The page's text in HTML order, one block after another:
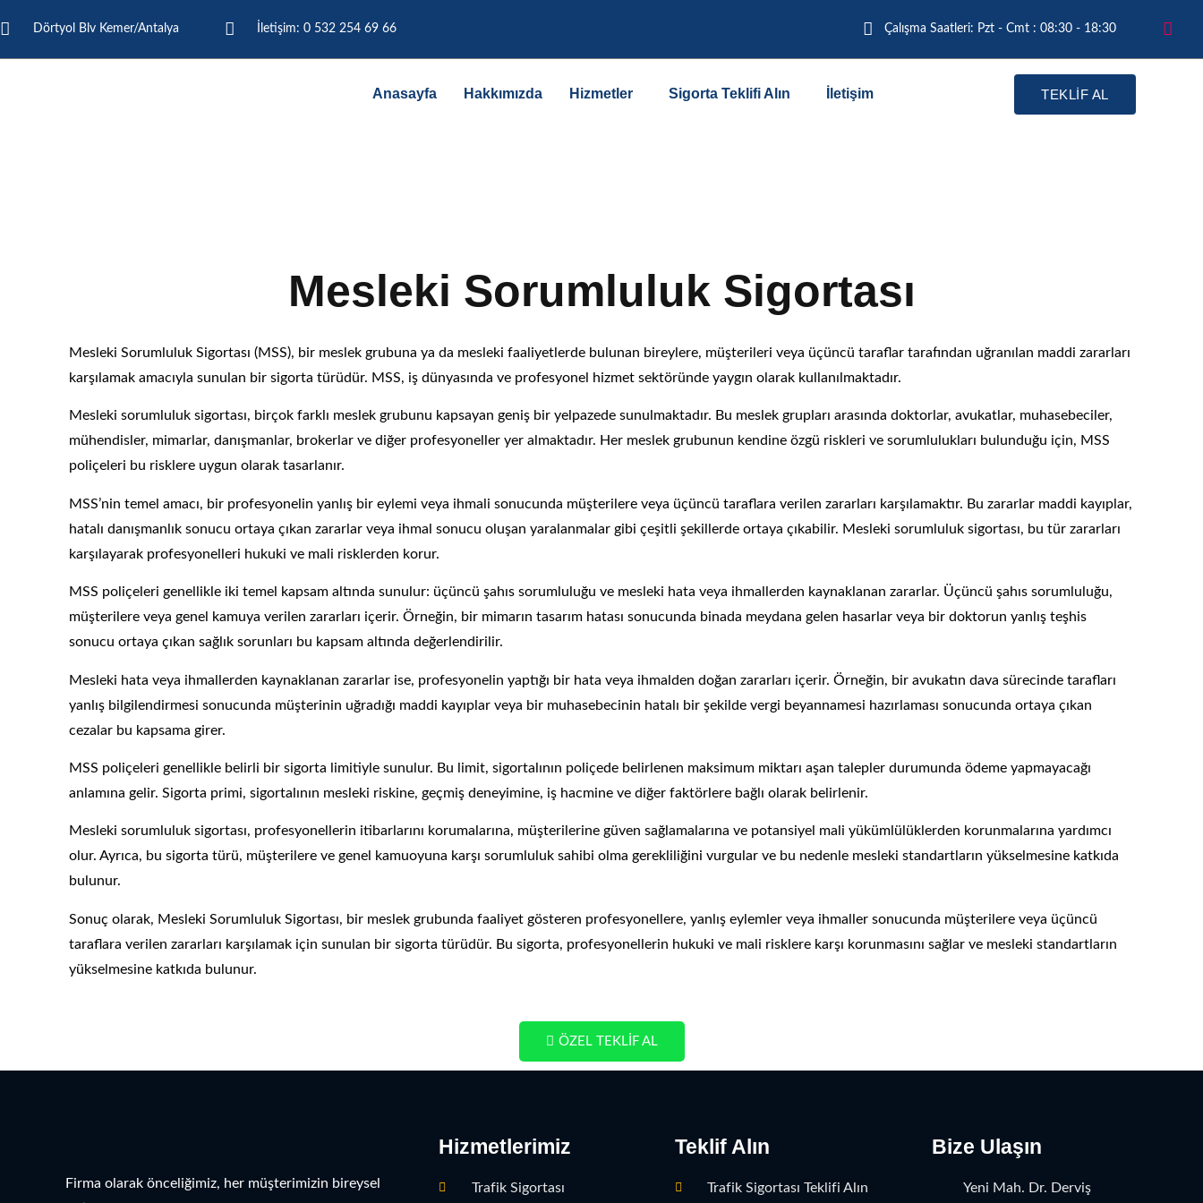
Dörtyol Blv Kemer/Antalya İletişim: 0 532 254 69 66 Çalışma Saatleri: Pzt - Cmt : 08:30 - 18:30
Anasayfa Hakkımızda Hizmetler Sigorta Teklifi Alın İletişim TEKLİF AL
Mesleki Sorumluluk Sigortası
Mesleki Sorumluluk Sigortası (MSS), bir meslek grubuna ya da mesleki faaliyetlerde bulunan bireylere, müşterileri veya üçüncü taraflar tarafından uğranılan maddi zararları
karşılamak amacıyla sunulan bir sigorta türüdür. MSS, iş dünyasında ve profesyonel hizmet sektöründe yaygın olarak kullanılmaktadır.
Mesleki sorumluluk sigortası, birçok farklı meslek grubunu kapsayan geniş bir yelpazede sunulmaktadır. Bu meslek grupları arasında doktorlar, avukatlar, muhasebeciler,
mühendisler, mimarlar, danışmanlar, brokerlar ve diğer profesyoneller yer almaktadır. Her meslek grubunun kendine özgü riskleri ve sorumlulukları bulunduğu için, MSS
poliçeleri bu risklere uygun olarak tasarlanır.
MSS’nin temel amacı, bir profesyonelin yanlış bir eylemi veya ihmali sonucunda müşterilere veya üçüncü taraflara verilen zararları karşılamaktır. Bu zararlar maddi kayıplar,
hatalı danışmanlık sonucu ortaya çıkan zararlar veya ihmal sonucu oluşan yaralanmalar gibi çeşitli şekillerde ortaya çıkabilir. Mesleki sorumluluk sigortası, bu tür zararları
karşılayarak profesyonelleri hukuki ve mali risklerden korur.
MSS poliçeleri genellikle iki temel kapsam altında sunulur: üçüncü şahıs sorumluluğu ve mesleki hata veya ihmallerden kaynaklanan zararlar. Üçüncü şahıs sorumluluğu,
müşterilere veya genel kamuya verilen zararları içerir. Örneğin, bir mimarın tasarım hatası sonucunda binada meydana gelen hasarlar veya bir doktorun yanlış teşhis
sonucu ortaya çıkan sağlık sorunları bu kapsam altında değerlendirilir.
Mesleki hata veya ihmallerden kaynaklanan zararlar ise, profesyonelin yaptığı bir hata veya ihmalden doğan zararları içerir. Örneğin, bir avukatın dava sürecinde tarafları
yanlış bilgilendirmesi sonucunda müşterinin uğradığı maddi kayıplar veya bir muhasebecinin hatalı bir şekilde vergi beyannamesi hazırlaması sonucunda ortaya çıkan
cezalar bu kapsama girer.
MSS poliçeleri genellikle belirli bir sigorta limitiyle sunulur. Bu limit, sigortalının poliçede belirlenen maksimum miktarı aşan talepler durumunda ödeme yapmayacağı
anlamına gelir. Sigorta primi, sigortalının mesleki riskine, geçmiş deneyimine, iş hacmine ve diğer faktörlere bağlı olarak belirlenir.
Mesleki sorumluluk sigortası, profesyonellerin itibarlarını korumalarına, müşterilerine güven sağlamalarına ve potansiyel mali yükümlülüklerden korunmalarına yardımcı
olur. Ayrıca, bu sigorta türü, müşterilere ve genel kamuoyuna karşı sorumluluk sahibi olma gerekliliğini vurgular ve bu nedenle mesleki standartların yükselmesine katkıda
bulunur.
Sonuç olarak, Mesleki Sorumluluk Sigortası, bir meslek grubunda faaliyet gösteren profesyonellere, yanlış eylemler veya ihmaller sonucunda müşterilere veya üçüncü
taraflara verilen zararları karşılamak için sunulan bir sigorta türüdür. Bu sigorta, profesyonellerin hukuki ve mali risklere karşı korunmasını sağlar ve mesleki standartların
yükselmesine katkıda bulunur.
ÖZEL TEKLİF AL
Firma olarak önceliğimiz, her müşterimizin bireysel
Hizmetlerimiz
Trafik Sigortası
Teklif Alın
Trafik Sigortası Teklifi Alın
Bize Ulaşın
Yeni Mah. Dr. Derviş